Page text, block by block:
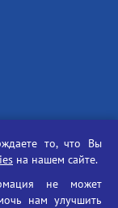
то, что Вы
на нашем сайте.
не может
нам улучшить